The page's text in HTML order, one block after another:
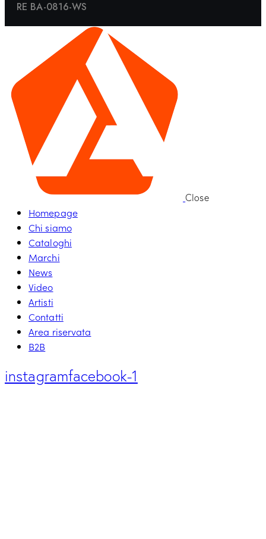
RE BA-0816-WS
Close
Homepage
Chi siamo
Cataloghi
Marchi
News
Video
Artisti
Contatti
Area riservata
B2B
instagramfacebook-1